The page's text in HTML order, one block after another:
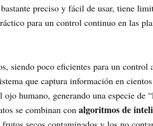
preciso y fácil de usar, tiene
para un control continuo en las
siendo poco eficientes para un control
que captura información en
humano, generando una especie de
se combinan con algoritmos de